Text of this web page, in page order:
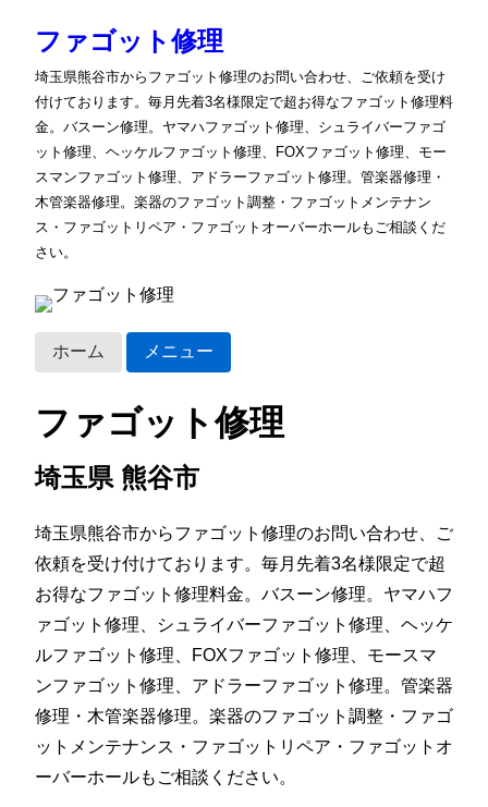
ファゴット修理
埼玉県熊谷市からファゴット修理のお問い合わせ、ご依頼を受け
付けております。毎月先着3名様限定で超お得なファゴット修理料
金。バスーン修理。ヤマハファゴット修理、シュライバーファゴ
ット修理、ヘッケルファゴット修理、FOXファゴット修理、モー
スマンファゴット修理、アドラーファゴット修理。管楽器修理・
木管楽器修理。楽器のファゴット調整・ファゴットメンテナン
ス・ファゴットリペア・ファゴットオーバーホールもご相談くだ
さい。
ホーム メニュー
ファゴット修理
埼玉県 熊谷市
埼玉県熊谷市からファゴット修理のお問い合わせ、ご
依頼を受け付けております。毎月先着3名様限定で超
お得なファゴット修理料金。バスーン修理。ヤマハフ
ァゴット修理、シュライバーファゴット修理、ヘッケ
ルファゴット修理、FOXファゴット修理、モースマ
ンファゴット修理、アドラーファゴット修理。管楽器
修理・木管楽器修理。楽器のファゴット調整・ファゴ
ットメンテナンス・ファゴットリペア・ファゴットオ
ーバーホールもご相談ください。